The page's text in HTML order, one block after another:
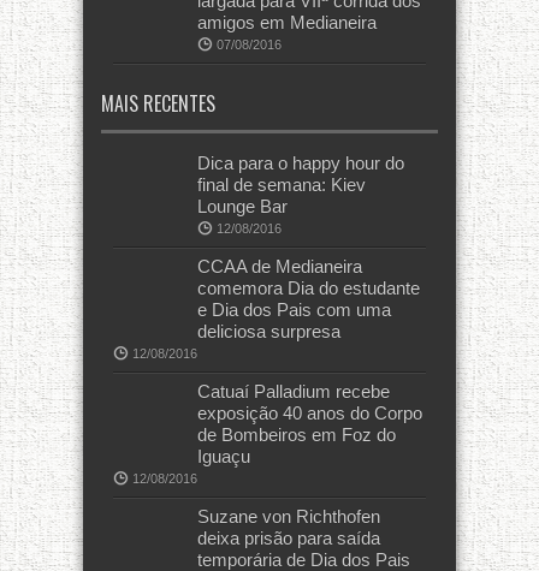
amigos em Medianeira
07/08/2016
MAIS RECENTES
Dica para o happy hour do
final de semana: Kiev
Lounge Bar
12/08/2016
CCAA de Medianeira
comemora Dia do estudante
e Dia dos Pais com uma
deliciosa surpresa
12/08/2016
Catuaí Palladium recebe
exposição 40 anos do Corpo
de Bombeiros em Foz do
Iguaçu
12/08/2016
Suzane von Richthofen
deixa prisão para saída
temporária de Dia dos Pais